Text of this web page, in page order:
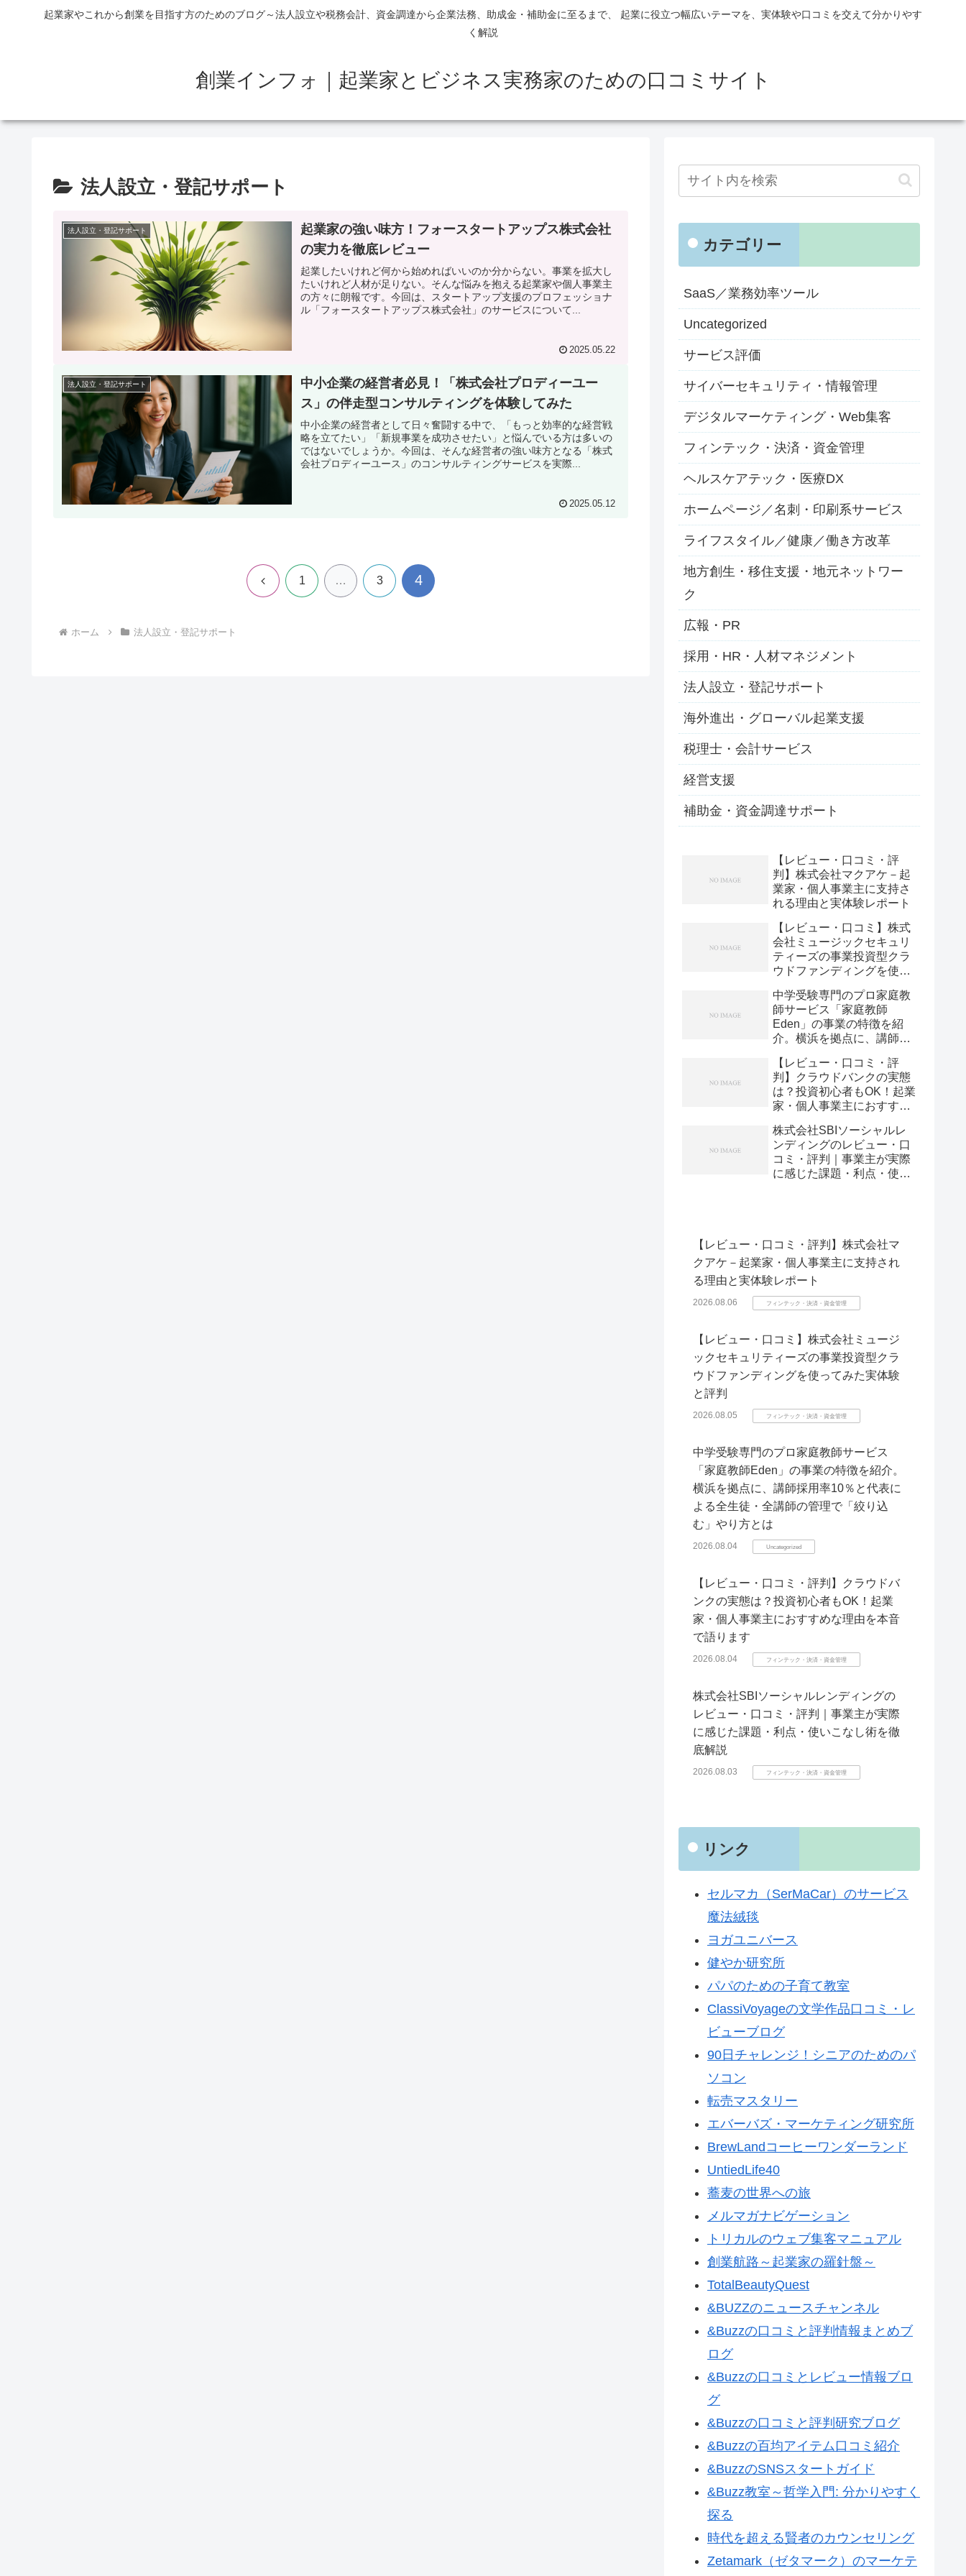
起業家やこれから創業を目指す方のためのブログ～法人設立や税務会計、資金調達から企業法務、助成金・補助金に至るまで、 起業に役立つ幅広いテーマを、実体験や口コミを交えて分かりやす
く解説
創業インフォ｜起業家とビジネス実務家のための口コミサイト
法人設立・登記サポート
法人設立・登記サポート
起業家の強い味方！フォースタートアップス株式会社
の実力を徹底レビュー
起業したいけれど何から始めればいいのか分からない。事業を拡大し
たいけれど人材が足りない。そんな悩みを抱える起業家や個人事業主
の方々に朗報です。今回は、スタートアップ支援のプロフェッショナ
ル「フォースタートアップス株式会社」のサービスについて...
2025.05.22
法人設立・登記サポート
中小企業の経営者必見！「株式会社プロディーユー
ス」の伴走型コンサルティングを体験してみた
中小企業の経営者として日々奮闘する中で、「もっと効率的な経営戦
略を立てたい」「新規事業を成功させたい」と悩んでいる方は多いの
ではないでしょうか。今回は、そんな経営者の強い味方となる「株式
会社プロディーユース」のコンサルティングサービスを実際...
2025.05.12
前 1 … 3 4
ホーム 法人設立・登記サポート
カテゴリー
SaaS／業務効率ツール
Uncategorized
サービス評価
サイバーセキュリティ・情報管理
デジタルマーケティング・Web集客
フィンテック・決済・資金管理
ヘルスケアテック・医療DX
ホームページ／名刺・印刷系サービス
ライフスタイル／健康／働き方改革
地方創生・移住支援・地元ネットワー
ク
広報・PR
採用・HR・人材マネジメント
法人設立・登記サポート
海外進出・グローバル起業支援
税理士・会計サービス
経営支援
補助金・資金調達サポート
【レビュー・口コミ・評
判】株式会社マクアケ－起
業家・個人事業主に支持さ
れる理由と実体験レポート
【レビュー・口コミ】株式
会社ミュージックセキュリ
ティーズの事業投資型クラ
ウドファンディングを使っ
中学受験専門のプロ家庭教
師サービス「家庭教師
Eden」の事業の特徴を紹
介。横浜を拠点に、講師採
徒・全講師の管理で「絞り
込む」やり方とは
【レビュー・口コミ・評
判】クラウドバンクの実態
は？投資初心者もOK！起業
家・個人事業主におすすめ
株式会社SBIソーシャルレ
ンディングのレビュー・口
コミ・評判｜事業主が実際
に感じた課題・利点・使い
【レビュー・口コミ・評判】株式会社マ
クアケ－起業家・個人事業主に支持され
る理由と実体験レポート
2026.08.06 フィンテック・決済・資金管理
【レビュー・口コミ】株式会社ミュージ
ックセキュリティーズの事業投資型クラ
ウドファンディングを使ってみた実体験
と評判
2026.08.05 フィンテック・決済・資金管理
中学受験専門のプロ家庭教師サービス
「家庭教師Eden」の事業の特徴を紹介。
横浜を拠点に、講師採用率10％と代表に
よる全生徒・全講師の管理で「絞り込
む」やり方とは
2026.08.04 Uncategorized
【レビュー・口コミ・評判】クラウドバ
ンクの実態は？投資初心者もOK！起業
家・個人事業主におすすめな理由を本音
で語ります
2026.08.04 フィンテック・決済・資金管理
株式会社SBIソーシャルレンディングの
レビュー・口コミ・評判｜事業主が実際
に感じた課題・利点・使いこなし術を徹
底解説
2026.08.03 フィンテック・決済・資金管理
リンク
セルマカ（SerMaCar）のサービス
魔法絨毯
ヨガユニバース
健やか研究所
パパのための子育て教室
ClassiVoyageの文学作品口コミ・レ
ビューブログ
90日チャレンジ！シニアのためのパ
ソコン
転売マスタリー
エバーバズ・マーケティング研究所
BrewLandコーヒーワンダーランド
UntiedLife40
蕎麦の世界への旅
メルマガナビゲーション
トリカルのウェブ集客マニュアル
創業航路～起業家の羅針盤～
TotalBeautyQuest
&BUZZのニュースチャンネル
&Buzzの口コミと評判情報まとめブ
ログ
&Buzzの口コミとレビュー情報ブロ
グ
&Buzzの口コミと評判研究ブログ
&Buzzの百均アイテム口コミ紹介
&BuzzのSNSスタートガイド
&Buzz教室～哲学入門: 分かりやすく
探る
時代を超える賢者のカウンセリング
Zetamark（ゼタマーク）のマーケテ